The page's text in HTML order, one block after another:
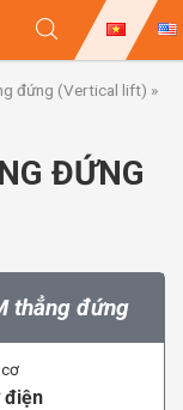
đứng (Vertical lift) »
ĐỨNG
thẳng đứng
điện